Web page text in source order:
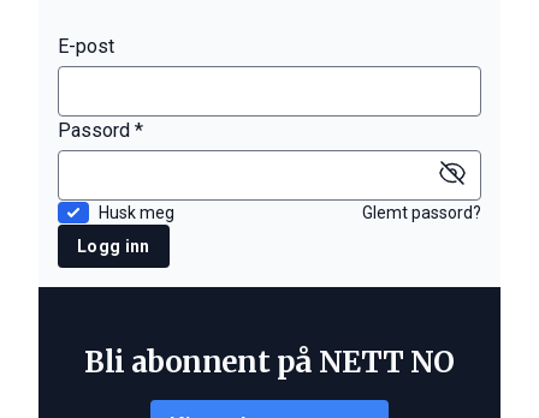
E-post
Passord *
Husk meg
Glemt passord?
Logg inn
Bli abonnent på NETT NO